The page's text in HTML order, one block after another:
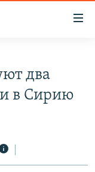
два
в Сирию